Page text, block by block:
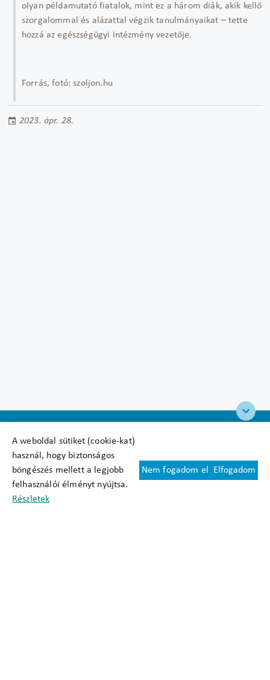
A weboldal sütiket (cookie-kat)
használ, hogy biztonságos
böngészés mellett a legjobb
felhasználói élményt nyújtsa.
Részletek
Nem fogadom el Elfogadom
olyan példamutató fiatalok, mint ez a három diák, akik kellő
szorgalommal és alázattal végzik tanulmányaikat – tette
hozzá az egészségügyi intézmény vezetője.
Forrás, fotó: szoljon.hu
2023. ápr. 28.
Felhasználási feltételek